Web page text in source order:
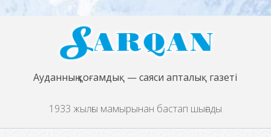
Ауданның қоғамдық — саяси апталық газеті
1933 жылғы мамырынан бастап шығады